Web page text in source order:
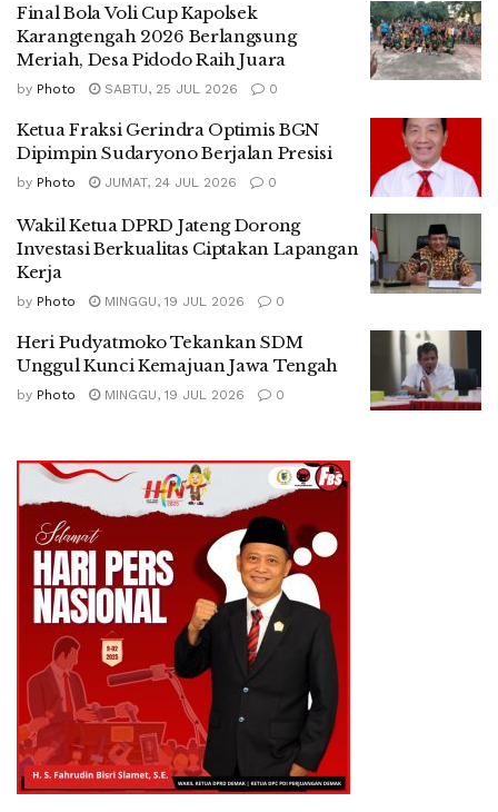
Final Bola Voli Cup Kapolsek
Karangtengah 2026 Berlangsung
Meriah, Desa Pidodo Raih Juara
by Photo SABTU, 25 JUL 2026 0
Ketua Fraksi Gerindra Optimis BGN
Dipimpin Sudaryono Berjalan Presisi
by Photo JUMAT, 24 JUL 2026 0
Wakil Ketua DPRD Jateng Dorong
Investasi Berkualitas Ciptakan Lapangan
Kerja
by Photo MINGGU, 19 JUL 2026 0
Heri Pudyatmoko Tekankan SDM
Unggul Kunci Kemajuan Jawa Tengah
by Photo MINGGU, 19 JUL 2026 0